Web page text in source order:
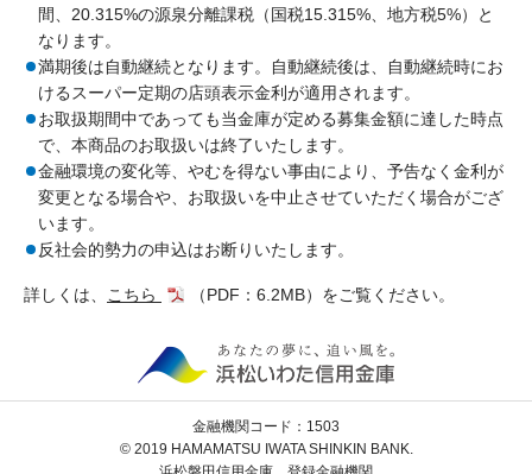
間、20.315%の源泉分離課税（国税15.315%、地方税5%）と
なります。
満期後は自動継続となります。自動継続後は、自動継続時にお
けるスーパー定期の店頭表示金利が適用されます。
お取扱期間中であっても当金庫が定める募集金額に達した時点
で、本商品のお取扱いは終了いたします。
金融環境の変化等、やむを得ない事由により、予告なく金利が
変更となる場合や、お取扱いを中止させていただく場合がござ
います。
反社会的勢力の申込はお断りいたします。
詳しくは、 こちら （PDF：6.2MB） をご覧ください。
金融機関コード：1503
© 2019 HAMAMATSU IWATA SHINKIN BANK.